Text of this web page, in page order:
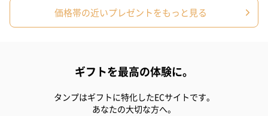
価格帯の近いプレゼントをもっと見る
ギフトを最高の体験に。
タンプはギフトに特化したECサイトです。
あなたの大切な方へ。